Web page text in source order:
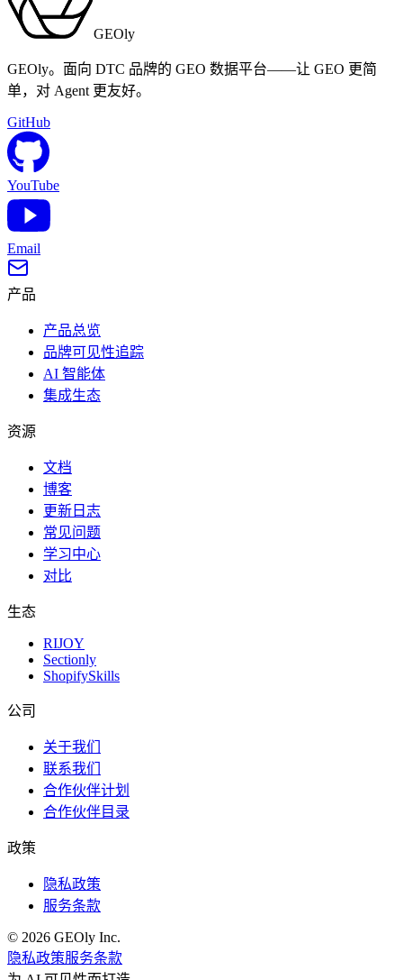
GEOly
GEOly。面向 DTC 品牌的 GEO 数据平台——让 GEO 更简
单，对 Agent 更友好。
GitHub
YouTube
Email
产品
产品总览
品牌可见性追踪
AI 智能体
集成生态
资源
文档
博客
更新日志
常见问题
学习中心
对比
生态
RIJOY
Sectionly
ShopifySkills
公司
关于我们
联系我们
合作伙伴计划
合作伙伴目录
政策
隐私政策
服务条款
© 2026 GEOly Inc.
隐私政策服务条款